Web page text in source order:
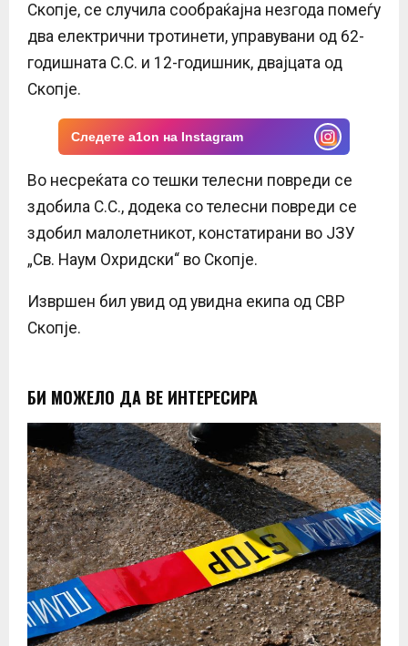
Скопје, се случила сообраќајна незгода помеѓу
два електрични тротинети, управувани од 62-
годишната С.С. и 12-годишник, двајцата од
Скопје.
Следете a1on на Instagram
Во несреќата со тешки телесни повреди се
здобила С.С., додека со телесни повреди се
здобил малолетникот, констатирани во ЈЗУ
„Св. Наум Охридски“ во Скопје.
Извршен бил увид од увидна екипа од СВР
Скопје.
БИ МОЖЕЛО ДА ВЕ ИНТЕРЕСИРА